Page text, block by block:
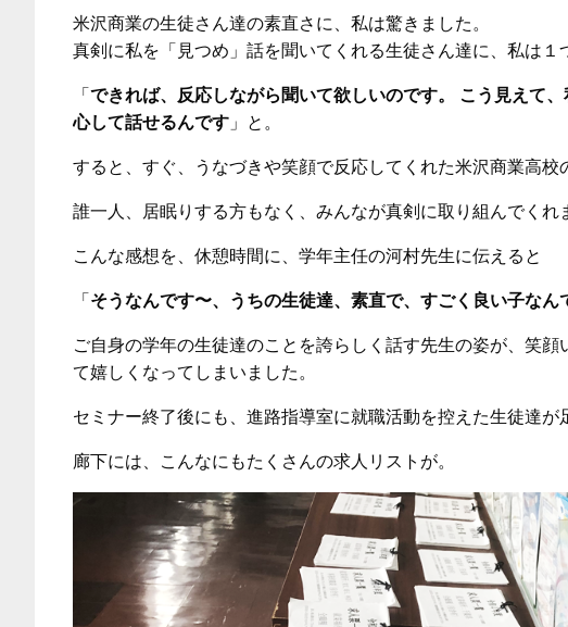
米沢商業の生徒さん達の素直さに、私は驚きました。
真剣に私を「見つめ」話を聞いてくれる生徒さん達に、私は１
「できれば、反応しながら聞いて欲しいのです。 こう見えて
心して話せるんです 」と。
すると、すぐ、うなづきや笑顔で反応してくれた米沢商業高校
誰一人、居眠りする方もなく、みんなが真剣に取り組んでくれ
こんな感想を、休憩時間に、学年主任の河村先生に伝えると
「そうなんです〜、うちの生徒達、素直で、すごく良い子なん
ご自身の学年の生徒達のことを誇らしく話す先生の姿が、笑
て嬉しくなってしまいました。
セミナー終了後にも、進路指導室に就職活動を控えた生徒達が
廊下には、こんなにもたくさんの求人リストが。